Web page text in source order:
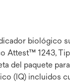
biológico
Attest™ 1243,
del paquete
(IQ) incluidos